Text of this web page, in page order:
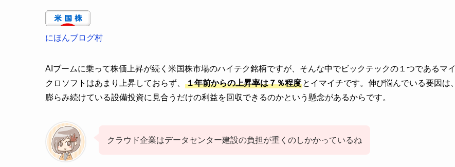
にほんブログ村
AIブームに乗って株価上昇が続く米国株市場のハイテク銘柄ですが、そんな中でビックテックの１つであるマイ
クロソフトはあまり上昇しておらず、
１年前からの上昇率は７％程度 とイマイチです。伸び悩んでいる要因は、
膨らみ続けている設備投資に見合うだけの利益を回収できるのかという懸念があるからです。
クラウド企業はデータセンター建設の負担が重くのしかかっているね